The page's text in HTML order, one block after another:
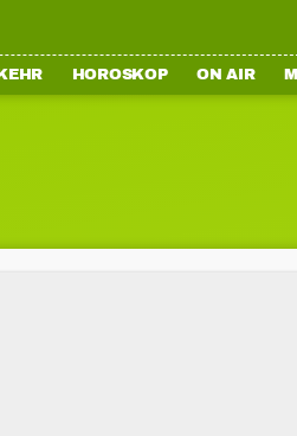
HOROSKOP ON AIR